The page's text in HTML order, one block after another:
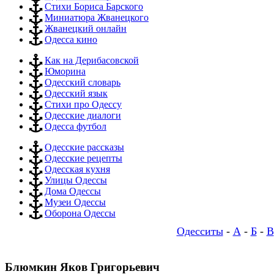
Стихи Бориса Барского
Миниатюра Жванецкого
Жванецкий онлайн
Одесса кино
Как на Дерибасовской
Юморина
Одесский словарь
Одесский язык
Стихи про Одессу
Одесские диалоги
Одесса футбол
Одесские рассказы
Одесские рецепты
Одесская кухня
Улицы Одессы
Дома Одессы
Музеи Одессы
Оборона Одессы
Одесситы- А- Б- В
Блюмкин Яков Григорьевич